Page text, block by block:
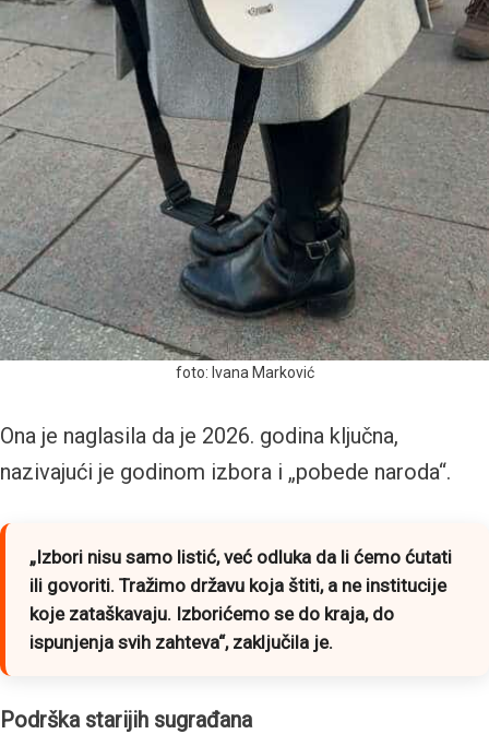
foto: Ivana Marković
Ona je naglasila da je 2026. godina ključna,
nazivajući je godinom izbora i „pobede naroda“.
„Izbori nisu samo listić, već odluka da li ćemo ćutati
ili govoriti. Tražimo državu koja štiti, a ne institucije
koje zataškavaju. Izborićemo se do kraja, do
ispunjenja svih zahteva“,zaključila je.
Podrška starijih sugrađana